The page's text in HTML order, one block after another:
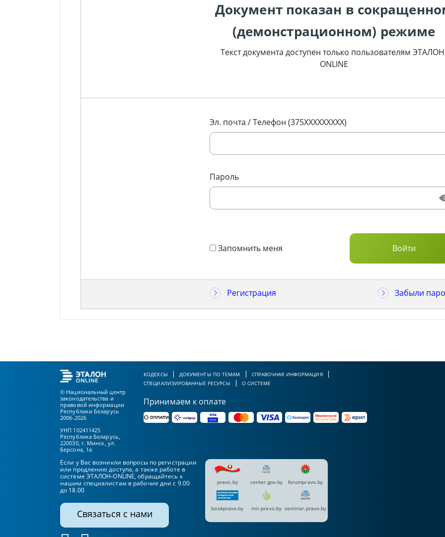
Документ показан в
(демонстрационном) режиме
Текст документа доступен только пользователям
ONLINE
Эл. почта / Телефон (375XXXXXXXXX)
Пароль
Запомнить меня
Регистрация Забыли
© Национальный центр
законодательства и
правовой информации
Республики Беларусь
2006-2026
УНП 102411425
Республика Беларусь,
220030, г. Минск, ул.
Берсона, 1а
КОДЕКСЫ ДОКУМЕНТЫ ПО ТЕМАМ
СПРАВОЧНАЯ ИНФОРМАЦИЯ
СПЕЦИАЛИЗИРОВАННЫЕ РЕСУРСЫ
О СИСТЕМЕ
Принимаем к оплате
Если у Вас возникли вопросы по регистрации
или продлению доступа, а также работе в
системе ЭТАЛОН-ONLINE, обращайтесь к
нашим специалистам в рабочие дни с 9.00
до 18.00
Связаться с нами
pravo.by center.gov.by forumpravo.by
bookpravo.by mir.pravo.by seminar.pravo.by